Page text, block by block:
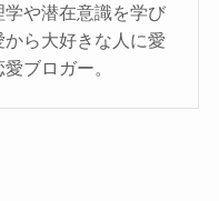
や潜在意識を学び
ら大好きな人に愛
ブロガー。